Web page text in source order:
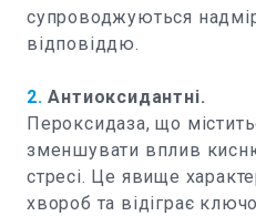
супроводжуються
відповіддю.
2. Антиоксидантні.
Пероксидаза, що
зменшувати вплив
стресі. Це явище
хвороб та відіграє